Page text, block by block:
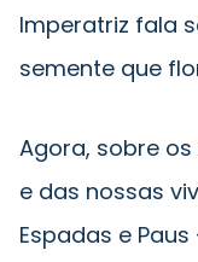
Imperatriz fala
semente que
Agora, sobre os
e das nossas
Espadas e